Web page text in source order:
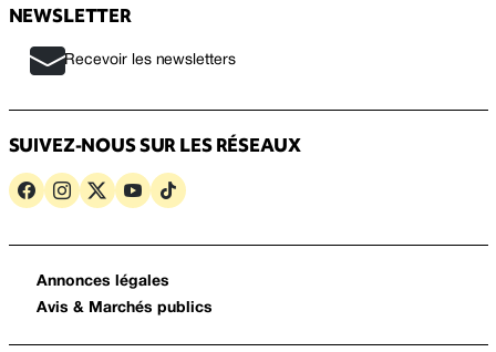
NEWSLETTER
Recevoir les newsletters
SUIVEZ-NOUS SUR LES RÉSEAUX
Annonces légales
Avis & Marchés publics